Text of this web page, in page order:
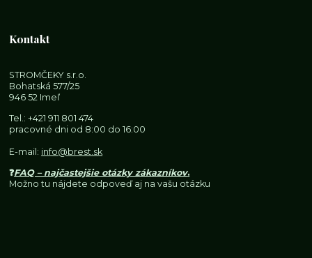
Kontakt
STROMČEKY s.r.o.
Bohatská 577/25
946 52 Imeľ
Tel.:+421 911 801 474
pracovné dni od 8:00 do 16:00
E-mail: info@brest.sk
❓FAQ – najčastejšie otázky zákazníkov.
Možno tu nájdete odpoveď aj na vašu otázku